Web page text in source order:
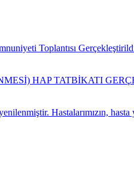
Toplantısı
HAP TATBİKATI
Hastalarımızın,